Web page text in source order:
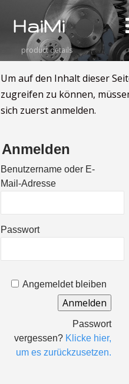
HaiMi
product details
Um auf den Inhalt dieser
zugreifen zu können,
sich zuerst anmelden.
Anmelden
Benutzername oder E-
Mail-Adresse
Passwort
Angemeldet bleiben
Passwort
vergessen? Klicke hier,
um es zurückzusetzen.